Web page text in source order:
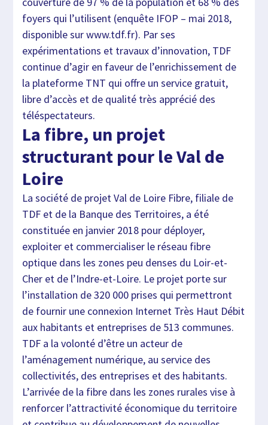
foyers qui l’utilisent (enquête IFOP – mai 2018,
disponible sur www.tdf.fr). Par ses
expérimentations et travaux d’innovation, TDF
continue d’agir en faveur de l’enrichissement de
la plateforme TNT qui offre un service gratuit,
libre d’accès et de qualité très apprécié des
téléspectateurs.
La fibre, un projet
structurant pour le Val de
Loire
La société de projet Val de Loire Fibre, filiale de
TDF et de la Banque des Territoires, a été
constituée en janvier 2018 pour déployer,
exploiter et commercialiser le réseau fibre
optique dans les zones peu denses du Loir-et-
Cher et de l’Indre-et-Loire. Le projet porte sur
l’installation de 320 000 prises qui permettront
de fournir une connexion Internet Très Haut Débit
aux habitants et entreprises de 513 communes.
TDF a la volonté d’être un acteur de
l’aménagement numérique, au service des
collectivités, des entreprises et des habitants.
L’arrivée de la fibre dans les zones rurales vise à
renforcer l’attractivité économique du territoire